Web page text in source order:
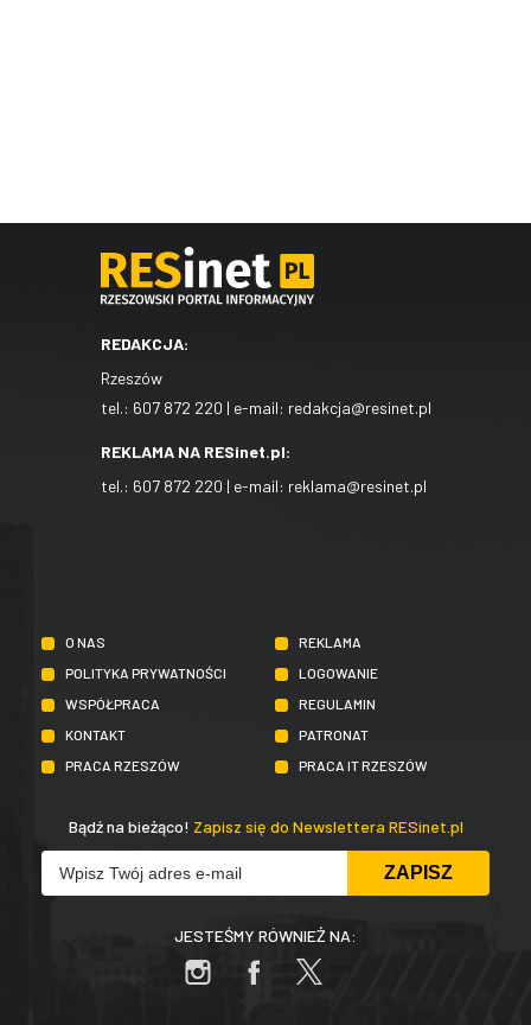
REDAKCJA:
Rzeszów
tel.: 607 872 220 | e-mail: redakcja@resinet.pl
REKLAMA NA RESinet.pl:
tel.: 607 872 220 | e-mail: reklama@resinet.pl
O NAS
REKLAMA
POLITYKA PRYWATNOŚCI
LOGOWANIE
WSPÓŁPRACA
REGULAMIN
KONTAKT
PATRONAT
PRACA RZESZÓW
PRACA IT RZESZÓW
Bądź na bieżąco! Zapisz się do Newslettera RESinet.pl
JESTEŚMY RÓWNIEŻ NA: